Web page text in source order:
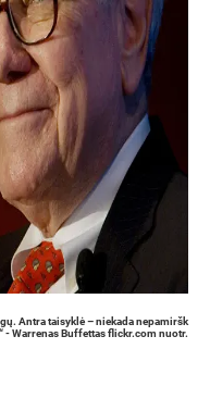
Antra taisyklė – niekada nepamiršk
- Warrenas Buffettas flickr.com nuotr.